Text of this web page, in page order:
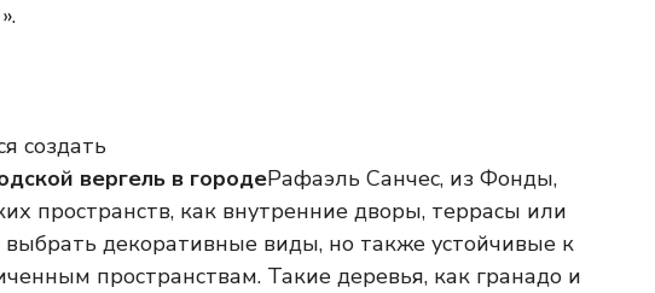
создать
вергель в городеРафаэль Санчес, из Фонды,
пространств, как внутренние дворы, террасы или
выбрать декоративные виды, но также устойчивые к
пространствам. Такие деревья, как гранадо и